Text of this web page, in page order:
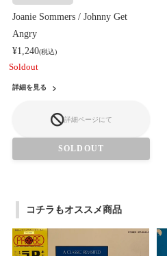
Joanie Sommers / Johnny Get
Angry
¥1,240(税込)
Soldout
詳細を見る
詳細ページにて
SOLDOUT
コチラもオススメ商品